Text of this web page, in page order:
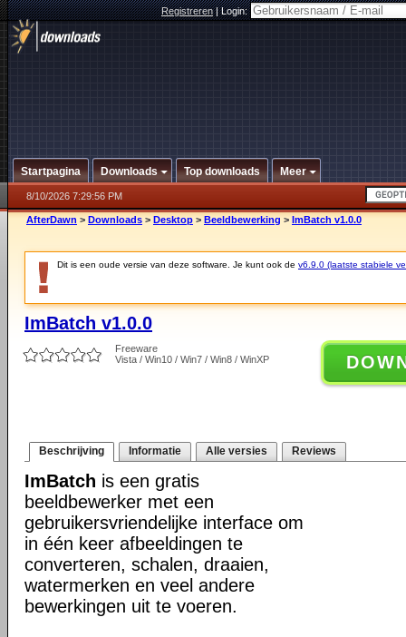
Registreren|Login:
Startpagina Downloads Top downloads Meer
8/10/2026 7:29:56 PM
AfterDawn > Downloads > Desktop > Beeldbewerking > ImBatch v1.0.0
Dit is een oude versie van deze software. Je kunt ook de v6.9.0 (laatste stabiele
ImBatch v1.0.0
Freeware
Vista / Win10 / Win7 / Win8 / WinXP
Beschrijving Informatie Alle versies Reviews
ImBatch is een gratis
beeldbewerker met een
gebruikersvriendelijke interface om
in één keer afbeeldingen te
converteren, schalen, draaien,
watermerken en veel andere
bewerkingen uit te voeren.